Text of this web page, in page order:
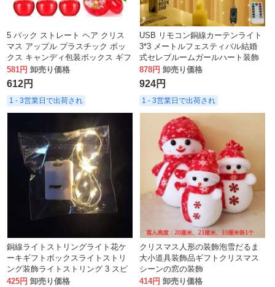
5 パック ストレート ヘア クリス
マス アップル プラスチック ボッ
クス キャンディ包装ボックス ギフ
ト キャンディ パーティー用品 フ
ェスティバル
581円 卸売り価格
612円
1 - 3営業日で出荷され
USB リモコン銅線カーテンライト
3*3 メートルフェスティバル結婚
式セレブルームガールハート装飾
ライト
878円 卸売り価格
924円
1 - 3営業日で出荷され
銅線ライトストリングライト花ケ
ーキギフトボックスライトストリ
ング装飾ライトストリング 3 スピ
ード点滅ライトスターライト
425円 卸売り価格
クリスマス人形の装飾泡雪だるま
大小道具装飾品ギフトクリスマス
シーンの窓の装飾
414円 卸売り価格